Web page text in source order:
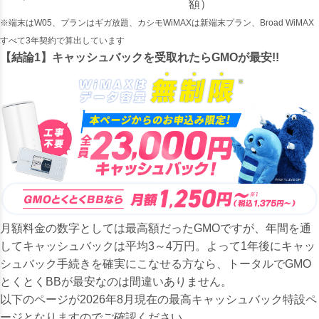
額）
※端末はW05、プランはギガ放題、カシモWiMAXは新端末プラン、Broad WiMAX
すべて3年契約で算出しています
【結論1】キャッシュバックを受取れたらGMOが最安!!
月額料金の数字としては最高額だったGMOですが、年間を通
してキャッシュバックは平均3～4万円。よって1年後にキャッ
シュバック手続きを確実にこなせる方なら、トータルでGMO
とくとくBBが最安なのは間違いありません。
以下のページが2026年8月現在の最高キャッシュバック特設ペ